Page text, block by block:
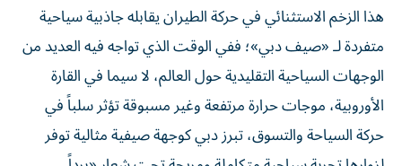
هذا الزخم الاستثنائي في حركة الطيران يقابله جاذبية سياحية
متفردة لـ «صيف دبي»؛ ففي الوقت الذي تواجه فيه العديد من
الوجهات السياحية التقليدية حول العالم، لا سيما في القارة
الأوروبية، موجات حرارة مرتفعة وغير مسبوقة تؤثر سلباً في
حركة السياحة والتسوق، تبرز دبي كوجهة صيفية مثالية توفر